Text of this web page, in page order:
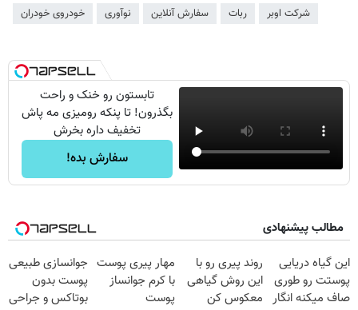
شرکت اوبر ربات سفارش آنلاین نوآوری خودروی خودران
تابستون رو خنک و راحت
بگذرون! تا پنکه رومیزی مه پاش
تخفیف داره بخرش
سفارش بده!
مطالب پیشنهادی
این گیاه دریایی
پوستت رو طوری
صاف میکنه انگار
روند پیری رو با
این روش گیاهی
معکوس کن
مهار پیری پوست
با کرم جوانساز
پوست
جوانسازی طبیعی
پوست بدون
بوتاکس و جراحی